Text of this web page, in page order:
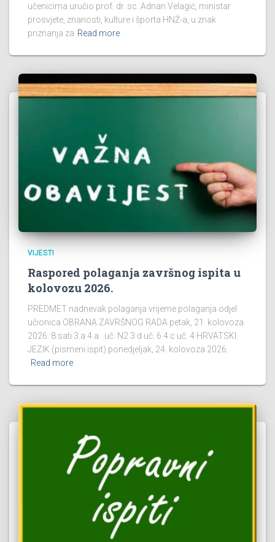
učenicima uručio prof. dr. sc. Adnan Velagić, ministar
prosvjete, znanosti, kulture i športa HNŽ-a, u znak
priznanja za Read more
VIJESTI
Raspored polaganja završnog ispita u
kolovozu 2026.
PREDMET nadnevak polaganja vrijeme polaganja odjel
učionica OBRANA ZAVRŠNOG RADA petak, 21. kolovoza
2026. 8 sati 3.a 4.a uč. N2 3.d uč. 6 4.c uč. 4 HRVATSKI
JEZIK (pismeni ispit) ponedjeljak, 24. kolovoza 2026.
Read more